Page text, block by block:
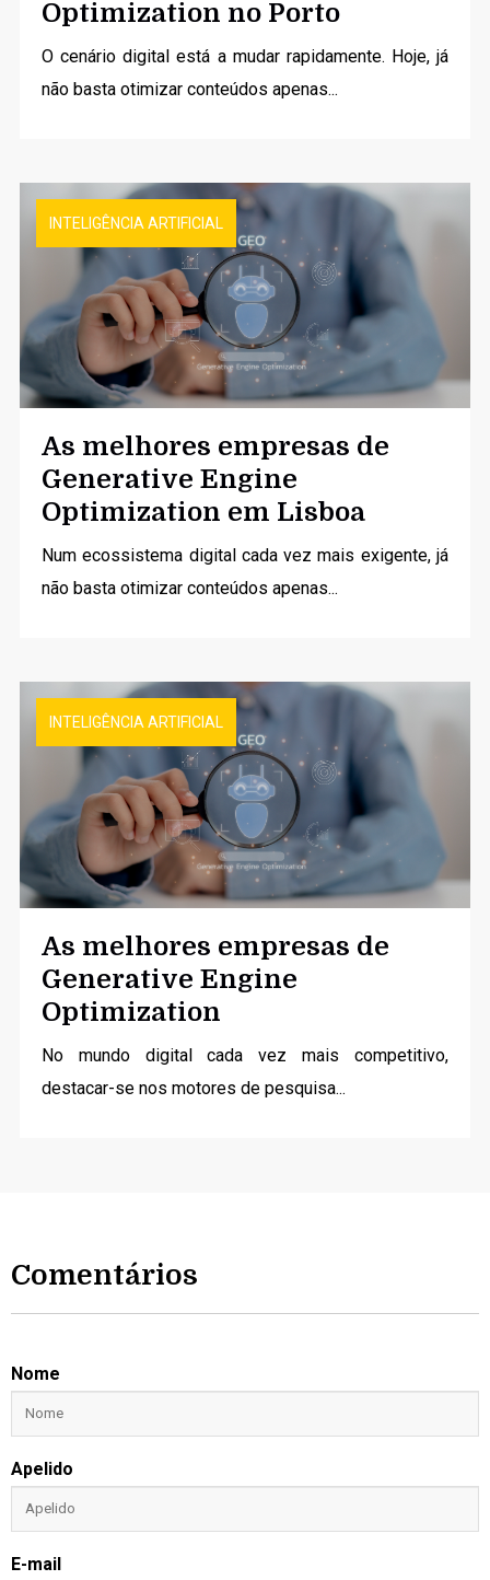
Optimization no Porto
O cenário digital está a mudar rapidamente. Hoje, já
não basta otimizar conteúdos apenas...
INTELIGÊNCIA ARTIFICIAL
As melhores empresas de
Generative Engine
Optimization em Lisboa
Num ecossistema digital cada vez mais exigente, já
não basta otimizar conteúdos apenas...
INTELIGÊNCIA ARTIFICIAL
As melhores empresas de
Generative Engine
Optimization
No mundo digital cada vez mais competitivo,
destacar-se nos motores de pesquisa...
Comentários
Nome
Apelido
E-mail